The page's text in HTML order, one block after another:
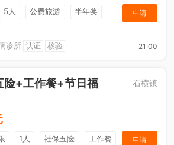
5人 公费旅游
半年奖
申请
诊所 认证 核验 21:00
险+工作餐+节日福
石横镇
1人 社保五险
工作餐
申请